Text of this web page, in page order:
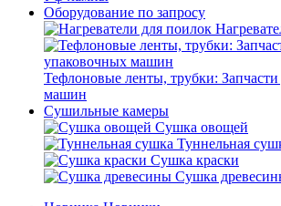
Оборудование по запросу
Тефлоновые ленты, трубки:
машин
Сушильные камеры
Сушка овощей
Туннельная
Сушка краски
Сушка